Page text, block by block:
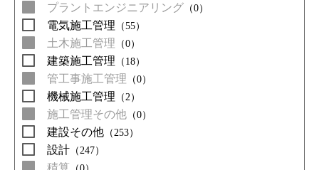
プラントエンジニアリング （0）
電気施工管理 （55）
土木施工管理 （0）
建築施工管理 （18）
管工事施工管理 （0）
機械施工管理 （2）
施工管理その他 （0）
建設その他 （253）
設計 （247）
積算